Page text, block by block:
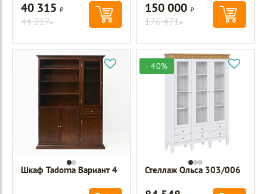
40 315Р
44 217Р
150 000Р
176 471Р
Шкаф Tadorna Вариант 4
- 40%
Стеллаж Ольса 303/006